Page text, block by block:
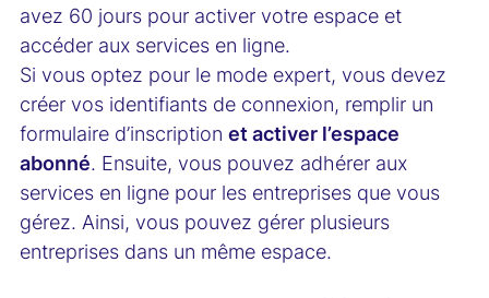
avez 60 jours pour activer votre espace et
accéder aux services en ligne.
Si vous optez pour le mode expert, vous devez
créer vos identifiants de connexion, remplir un
formulaire d’inscription et activer l’espace
abonné. Ensuite, vous pouvez adhérer aux
services en ligne pour les entreprises que vous
gérez. Ainsi, vous pouvez gérer plusieurs
entreprises dans un même espace.